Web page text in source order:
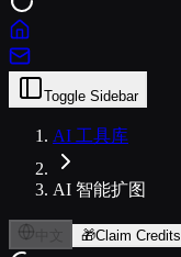
Toggle Sidebar
AI 工具库
AI 智能扩图
🎁Claim Credits